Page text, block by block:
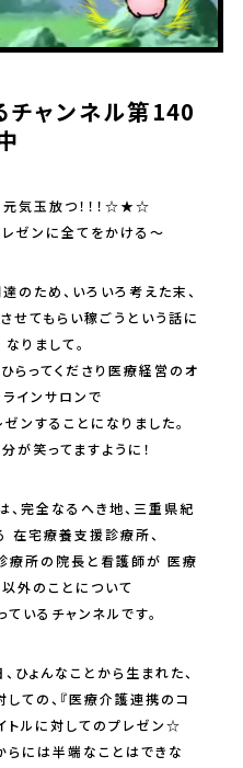
チャンネル第140
玉放つ！！！☆★☆
ゼンに全てをかける～
のため、いろいろ考えた末、
せてもらい稼ごうという話に
なりまして。
らってくださり医療経営のオ
ラインサロンで
ンすることになりました。
が笑ってますように！
、完全なるへき地、三重県紀
在宅療養支援診療所、
療所の院長と看護師が 医療
外のことについて
いるチャンネルです。
ひょんなことから生まれた、
ての、『医療介護連携のコ
トルに対してのプレゼン☆
らには半端なことはできな